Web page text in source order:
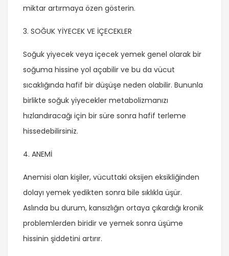
miktar artırmaya özen gösterin.
3. SOĞUK YİYECEK VE İÇECEKLER
Soğuk yiyecek veya içecek yemek genel olarak bir
soğuma hissine yol açabilir ve bu da vücut
sıcaklığında hafif bir düşüşe neden olabilir. Bununla
birlikte soğuk yiyecekler metabolizmanızı
hızlandıracağı için bir süre sonra hafif terleme
hissedebilirsiniz.
4. ANEMİ
Anemisi olan kişiler, vücuttaki oksijen eksikliğinden
dolayı yemek yedikten sonra bile sıklıkla üşür.
Aslında bu durum, kansızlığın ortaya çıkardığı kronik
problemlerden biridir ve yemek sonra üşüme
hissinin şiddetini artırır.